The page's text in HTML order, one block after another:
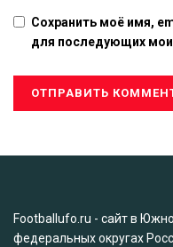
Сохранить моё имя,
для последующих
Footballufo.ru - сайт в
федеральных округах